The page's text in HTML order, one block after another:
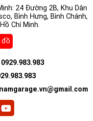
24 Đường 2B, Khu Dân
Bình Hưng, Bình Chánh,
Chí Minh.
đồ
0929.983.983